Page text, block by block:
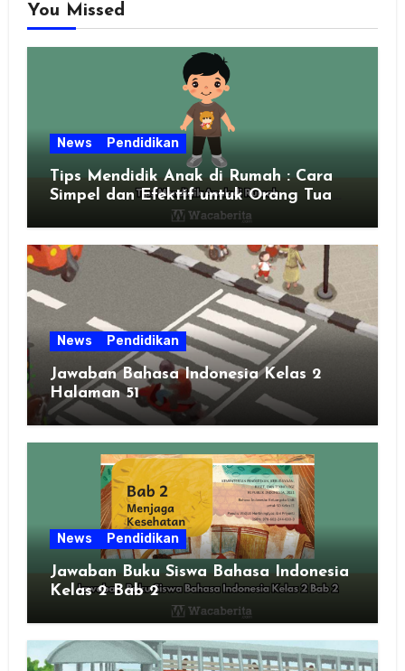
You Missed
News Pendidikan
Tips Mendidik Anak di Rumah : Cara
Simpel dan Efektif untuk Orang Tua
Zaman Sekarang
News Pendidikan
Jawaban Bahasa Indonesia Kelas 2
Halaman 51
News Pendidikan
Jawaban Buku Siswa Bahasa Indonesia
Kelas 2 Bab 2